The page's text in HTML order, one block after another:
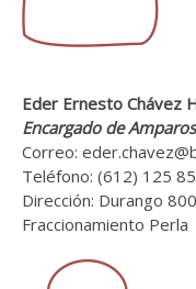
Eder Ernesto Chávez
Encargado de
Correo:
Teléfono: (612) 125
Dirección: Durango
Fraccionamiento Perla